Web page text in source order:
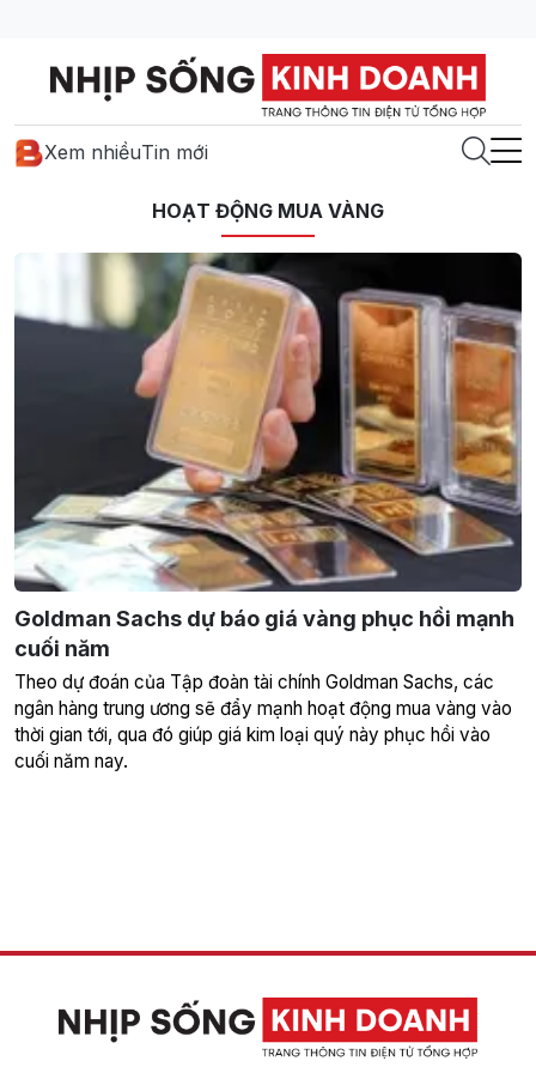
Xem nhiềuTin mới
HOẠT ĐỘNG MUA VÀNG
Goldman Sachs dự báo giá vàng phục hồi mạnh
cuối năm
Theo dự đoán của Tập đoàn tài chính Goldman Sachs, các
ngân hàng trung ương sẽ đẩy mạnh hoạt động mua vàng vào
thời gian tới, qua đó giúp giá kim loại quý này phục hồi vào
cuối năm nay.